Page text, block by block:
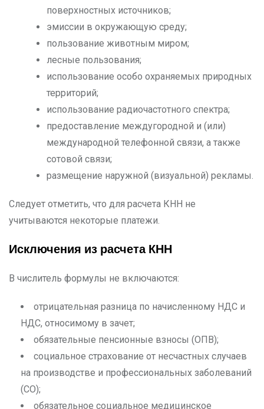
поверхностных источников;
эмиссии в окружающую среду;
пользование животным миром;
лесные пользования;
использование особо охраняемых природных
территорий;
использование радиочастотного спектра;
предоставление междугородной и (или)
международной телефонной связи, а также
сотовой связи;
размещение наружной (визуальной) рекламы.
Следует отметить, что для расчета КНН не
учитываются некоторые платежи.
Исключения из расчета КНН
В числитель формулы не включаются:
отрицательная разница по начисленному НДС и
НДС, относимому в зачет;
обязательные пенсионные взносы (ОПВ);
социальное страхование от несчастных случаев
на производстве и профессиональных заболеваний
(СО);
обязательное социальное медицинское